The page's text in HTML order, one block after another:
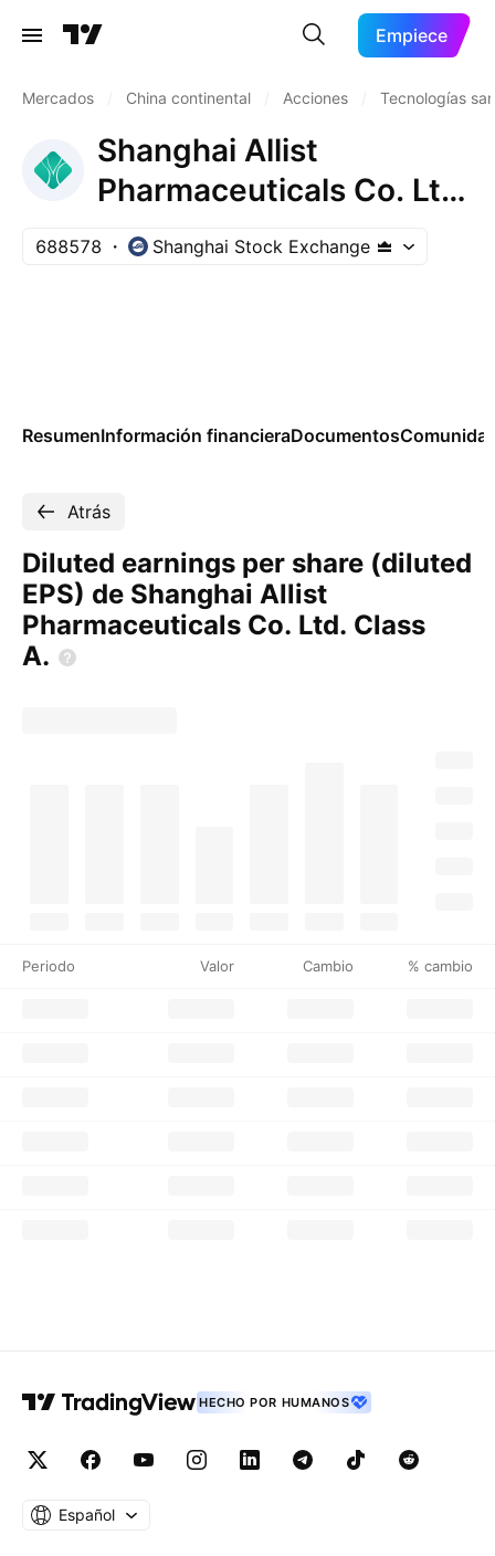
Empiece
Mercados China continental Acciones Tecnologías
Shanghai Allist
Pharmaceuticals Co. Ltd.
Class A
688578 Shanghai Stock Exchange
ResumenInformación financieraDocumentos
Atrás
Diluted earnings per share (diluted
EPS) de Shanghai Allist
Pharmaceuticals Co. Ltd. Class
A.
Periodo Valor Cambio % cambio
HECHO POR HUMANOS
Español